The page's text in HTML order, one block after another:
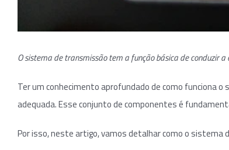
O sistema de transmissão tem a função básica de conduzir
Ter um conhecimento aprofundado de como funciona
adequada. Esse conjunto de componentes é
Por isso, neste artigo, vamos detalhar como o sistema